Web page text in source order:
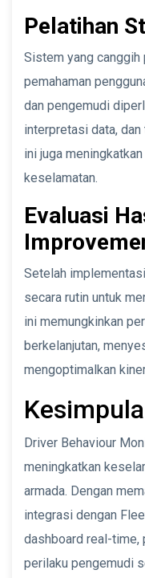
Pelatihan
Sistem yang
pemahaman
dan pengemudi
interpretasi data,
ini juga
keselamatan.
Evaluasi
Setelah
secara rutin untuk
ini memungkinkan
berkelanjutan,
mengoptimalkan
Driver Behaviour
meningkatkan
armada. Dengan
integrasi dengan
dashboard real-time,
perilaku pengemudi